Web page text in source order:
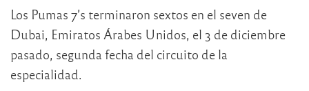
Los Pumas 7’s terminaron sextos en el seven de
Dubai, Emiratos Árabes Unidos, el 3 de diciembre
pasado, segunda fecha del circuito de la
especialidad.